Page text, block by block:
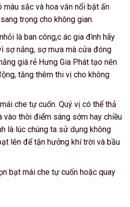
màu sắc và hoa văn nổi bật ấn
trọng cho không gian.
là ban công,c ác gia đình hãy
sợ nắng, sợ mưa mà cửa đóng
giá rẻ Hưng Gia Phát tạo nên
tăng thêm thi vị cho không
che tự cuốn. Quý vị có thể thả
vào thời điểm sáng sớm hay chiều
là lúc chúng ta sử dụng không
lên để tận hưởng khí trời và bầu
bạt mái che tự cuốn hoặc quay